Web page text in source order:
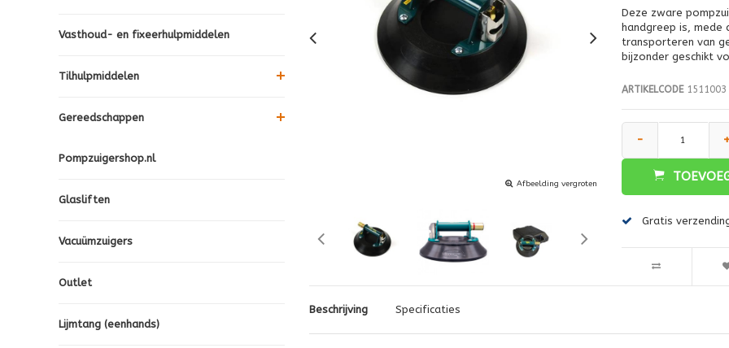
Vasthoud- en fixeerhulpmiddelen
Tilhulpmiddelen
Gereedschappen
Pompzuigershop.nl
Glasliften
Vacuümzuigers
Outlet
Lijmtang (eenhands)
Afbeelding vergroten
Deze zware
handgreep is, mede
transporteren van
bijzonder geschikt
ARTIKELCODE1511003
- +
Gratis
Beschrijving Specificaties